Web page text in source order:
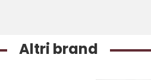
Altri brand